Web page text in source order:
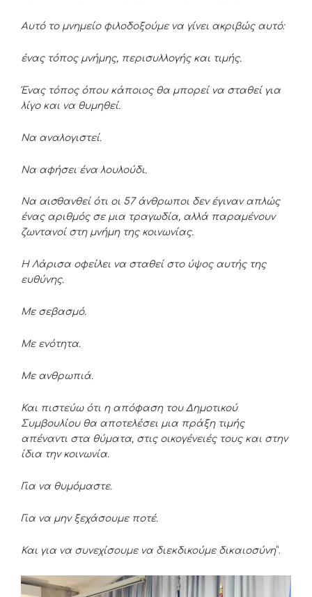
Αυτό το μνημείο φιλοδοξούμε να γίνει ακριβώς αυτό:
ένας τόπος μνήμης, περισυλλογής και τιμής.
Ένας τόπος όπου κάποιος θα μπορεί να σταθεί για
λίγο και να θυμηθεί.
Να αναλογιστεί.
Να αφήσει ένα λουλούδι.
Να αισθανθεί ότι οι 57 άνθρωποι δεν έγιναν απλώς
ένας αριθμός σε μια τραγωδία, αλλά παραμένουν
ζωντανοί στη μνήμη της κοινωνίας.
Η Λάρισα οφείλει να σταθεί στο ύψος αυτής της
ευθύνης.
Με σεβασμό.
Με ενότητα.
Με ανθρωπιά.
Και πιστεύω ότι η απόφαση του Δημοτικού
Συμβουλίου θα αποτελέσει μια πράξη τιμής
απέναντι στα θύματα, στις οικογένειές τους και στην
ίδια την κοινωνία.
Για να θυμόμαστε.
Για να μην ξεχάσουμε ποτέ.
Και για να συνεχίσουμε να διεκδικούμε δικαιοσύνη”.